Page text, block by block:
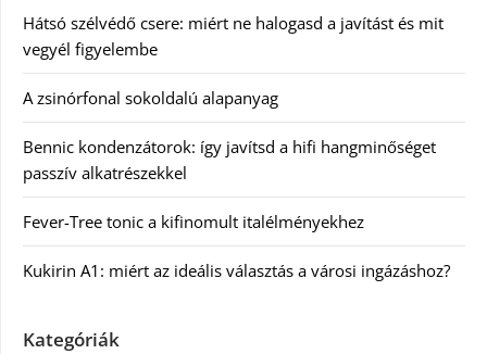
Hátsó szélvédő csere: miért ne halogasd a javítást és mit
vegyél figyelembe
A zsinórfonal sokoldalú alapanyag
Bennic kondenzátorok: így javítsd a hifi hangminőséget
passzív alkatrészekkel
Fever-Tree tonic a kifinomult italélményekhez
Kukirin A1: miért az ideális választás a városi ingázáshoz?
Kategóriák